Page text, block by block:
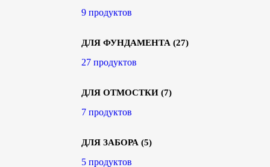
9 продуктов
ДЛЯ ФУНДАМЕНТА (27)
27 продуктов
ДЛЯ ОТМОСТКИ (7)
7 продуктов
ДЛЯ ЗАБОРА (5)
5 продуктов